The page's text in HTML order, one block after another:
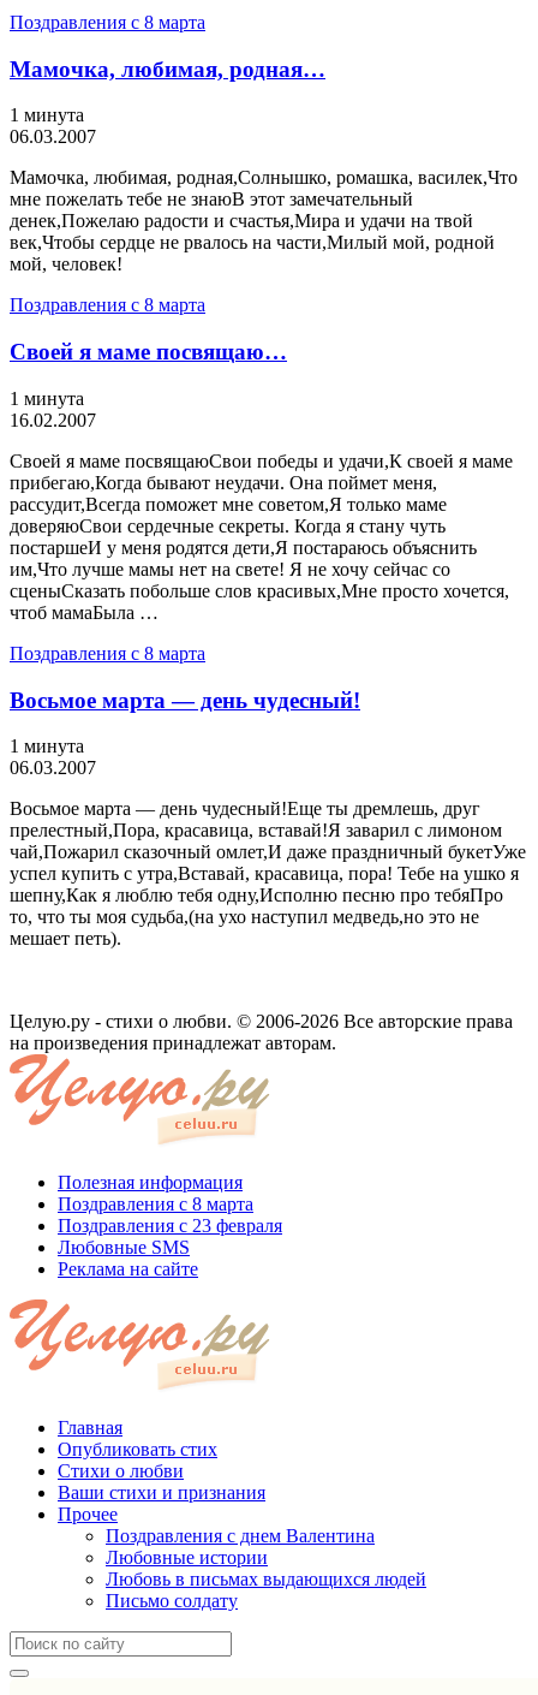
Поздравления с 8 марта
Мамочка, любимая, родная…
1 минута
06.03.2007
Мамочка, любимая, родная,Солнышко, ромашка, василек,Что
мне пожелать тебе не знаюВ этот замечательный
денек,Пожелаю радости и счастья,Мира и удачи на твой
век,Чтобы сердце не рвалось на части,Милый мой, родной
мой, человек!
Поздравления с 8 марта
Своей я маме посвящаю…
1 минута
16.02.2007
Своей я маме посвящаюСвои победы и удачи,К своей я маме
прибегаю,Когда бывают неудачи. Она поймет меня,
рассудит,Всегда поможет мне советом,Я только маме
доверяюСвои сердечные секреты. Когда я стану чуть
постаршеИ у меня родятся дети,Я постараюсь объяснить
им,Что лучше мамы нет на свете! Я не хочу сейчас со
сценыСказать побольше слов красивых,Мне просто хочется,
чтоб мамаБыла …
Поздравления с 8 марта
Восьмое марта — день чудесный!
1 минута
06.03.2007
Восьмое марта — день чудесный!Еще ты дремлешь, друг
прелестный,Пора, красавица, вставай!Я заварил с лимоном
чай,Пожарил сказочный омлет,И даже праздничный букетУже
успел купить с утра,Вставай, красавица, пора! Тебе на ушко я
шепну,Как я люблю тебя одну,Исполню песню про тебяПро
то, что ты моя судьба,(на ухо наступил медведь,но это не
мешает петь).
Целую.ру - стихи о любви. © 2006-2026 Все авторские права
на произведения принадлежат авторам.
Полезная информация
Поздравления с 8 марта
Поздравления с 23 февраля
Любовные SMS
Реклама на сайте
Главная
Опубликовать стих
Стихи о любви
Ваши стихи и признания
Прочее
Поздравления с днем Валентина
Любовные истории
Любовь в письмах выдающихся людей
Письмо солдату